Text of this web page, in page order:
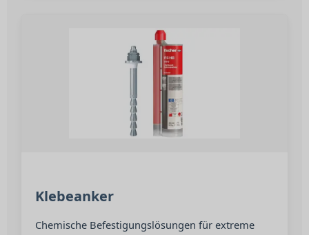
Klebeanker
Chemische Befestigungslösungen für extreme